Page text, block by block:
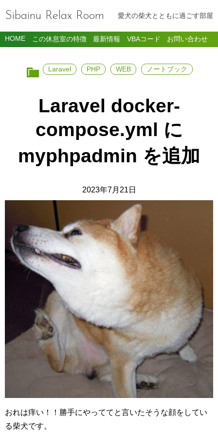
Sibainu Relax Room 愛犬の柴犬とともに過ごす部屋
HOME この休息室の特徴 最新情報 VBAコード お問い合わせ
Laravel PHP WEB ノートブック
Laravel docker-
compose.yml に
myphpadmin を追加
2023年7月21日
おれは痒い！！勝手にやっててと言いたそうな顔をしてい
る柴犬です。